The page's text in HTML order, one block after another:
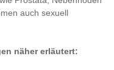
auch sexuell
näher erläutert: